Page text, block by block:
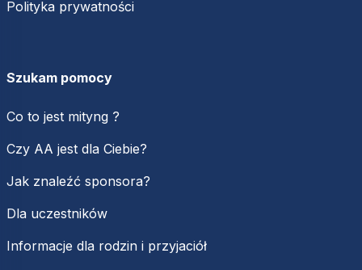
Polityka prywatności
Szukam pomocy
Co to jest mityng ?
Czy AA jest dla Ciebie?
Jak znaleźć sponsora?
Dla uczestników
Informacje dla rodzin i przyjaciół